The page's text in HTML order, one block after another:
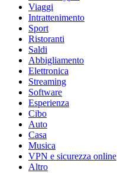
Viaggi
Intrattenimento
Sport
Ristoranti
Saldi
Abbigliamento
Elettronica
Streaming
Software
Esperienza
Cibo
Auto
Casa
Musica
VPN e sicurezza online
Altro